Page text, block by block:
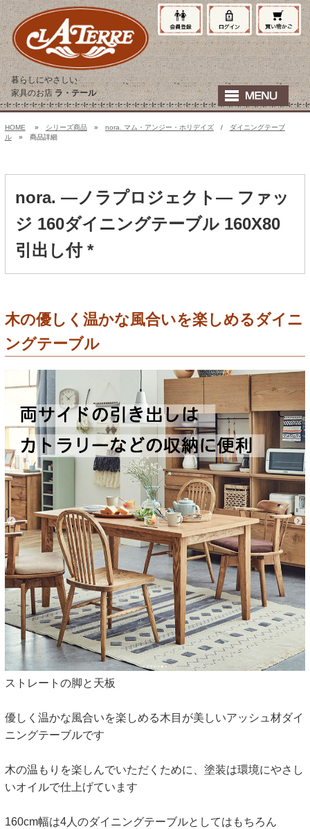
暮らしにやさしい
家具のお店ラ・テール
HOME » シリーズ商品» nora. マム・アンジー・ホリデイズ/
ダイニングテーブ
ル» 商品詳細
nora. ―ノラプロジェクト― ファッ
ジ 160ダイニングテーブル 160X80
引出し付 *
木の優しく温かな風合いを楽しめるダイニ
ングテーブル
ストレートの脚と天板
優しく温かな風合いを楽しめる木目が美しいアッシュ材ダイ
ニングテーブルです
木の温もりを楽しんでいただくために、塗装は環境にやさし
いオイルで仕上げています
160cm幅は4人のダイニングテーブルとしてはもちろん